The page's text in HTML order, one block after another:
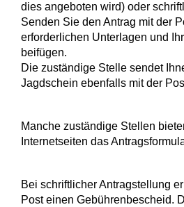
dies angeboten wird) oder
Senden Sie den Antrag mit der
erforderlichen Unterlagen und
beifügen.
Die zuständige Stelle sendet
Jagdschein ebenfalls mit der
Manche zuständige Stellen
Internetseiten das
Bei schriftlicher Antragstellung
Post einen Gebührenbescheid.